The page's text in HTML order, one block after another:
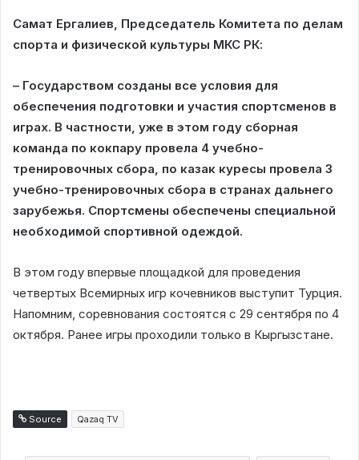
Самат Ергалиев, Председатель Комитета по делам
спорта и физической культуры МКС РК:
– Государством созданы все условия для
обеспечения подготовки и участия спортсменов в
играх. В частности, уже в этом году сборная
команда по кокпару провела 4 учебно-
тренировочных сбора, по казак куресы провела 3
учебно-тренировочных сбора в странах дальнего
зарубежья. Спортсмены обеспечены специальной
необходимой спортивной одеждой.
В этом году впервые площадкой для проведения
четвертых Всемирных игр кочевников выступит Турция.
Напомним, соревнования состоятся с 29 сентября по 4
октября. Ранее игры проходили только в Кыргызстане.
Source Qazaq TV